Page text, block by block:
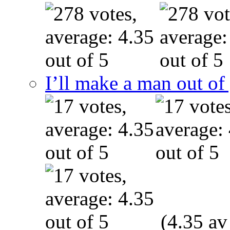
I’ll make a man out
(4.35